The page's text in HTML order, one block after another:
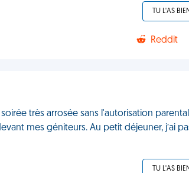
TU L'AS
Reddit
très arrosée sans l'autorisation
mes géniteurs. Au petit déjeuner, j’ai
TU L'AS